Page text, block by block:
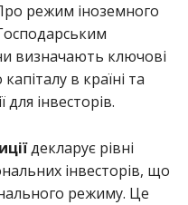
режим іноземного
визначають ключові
в країні та
для інвесторів.
декларує рівні
інвесторів, що
режиму. Це